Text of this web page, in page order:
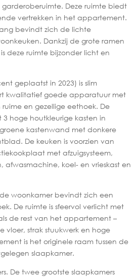
Deze ruimte biedt
vertrekken in het appartement.
bevindt zich de lichte
Dankzij de grote ramen
deze ruimte bijzonder licht en
geplaatst in 2023) is slim
kwalitatief goede apparatuur met
en gezellige eethoek. De
hoge houtkleurige kasten in
kastenwand met donkere
De keuken is voorzien van
met afzuigsysteem,
koel- en vrieskast en
woonkamer bevindt zich een
De ruimte is sfeervol verlicht met
de rest van het appartement –
vloer, strak stuukwerk en hoge
is het originele raam tussen de
slaapkamer.
De twee grootste slaapkamers